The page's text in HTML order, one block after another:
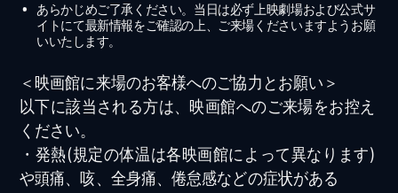
あらかじめご了承ください。当日は必ず上映劇場および公式サ
イトにて最新情報をご確認の上、ご来場くださいますようお願
いいたします。
＜映画館に来場のお客様へのご協力とお願い＞
以下に該当される方は、映画館へのご来場をお控え
ください。
・発熱(規定の体温は各映画館によって異なります)
や頭痛、咳、全身痛、倦怠感などの症状がある